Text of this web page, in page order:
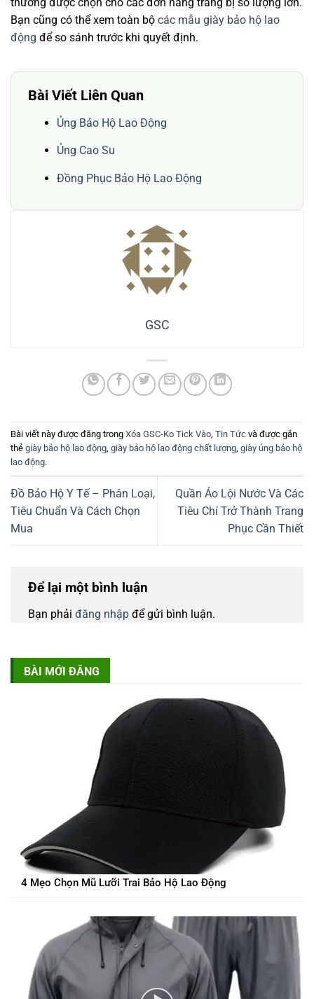
Bạn cũng có thể xem toàn bộ các mẫu giày bảo hộ lao
động để so sánh trước khi quyết định.
Bài Viết Liên Quan
Ủng Bảo Hộ Lao Động
Ủng Cao Su
Đồng Phục Bảo Hộ Lao Động
GSC
Bài viết này được đăng trong Xóa GSC-Ko Tick Vào Tin Tức và được gắn
thẻ giày bảo hộ lao động giày bảo hộ lao động chất lượng giày ủng bảo hộ
lao động.
Đồ Bảo Hộ Y Tế – Phân Loại,
Tiêu Chuẩn Và Cách Chọn
Mua
Quần Áo Lội Nước Và Các
Tiêu Chí Trở Thành Trang
Phục Cần Thiết
Để lại một bình luận
Bạn phải đăng nhập để gửi bình luận.
BÀI MỚI ĐĂNG
4 Mẹo Chọn Mũ Lưỡi Trai Bảo Hộ Lao Động